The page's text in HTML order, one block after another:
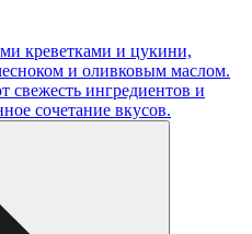
креветками и цукини,
и оливковым маслом.
свежесть ингредиентов и
сочетание вкусов.